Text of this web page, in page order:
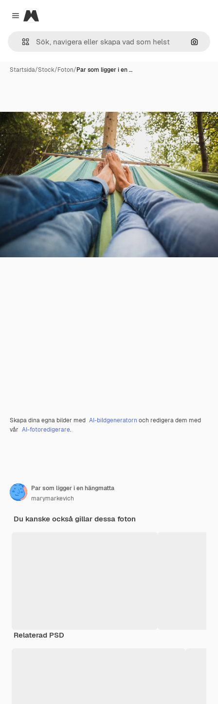
Close menu
Magnific
Sök
Startsida/Stock/Foton/Par som ligger i en …
Skapa dina egna bilder med AI-bildgeneratorn och redigera dem med
vår AI-fotoredigerare.
Par som ligger i en hängmatta
marymarkevich
Du kanske också gillar dessa foton
Relaterad PSD